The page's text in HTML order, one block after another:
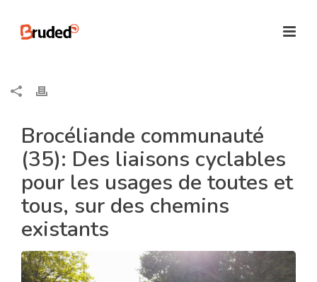
Brocéliande communauté
(35): Des liaisons cyclables
pour les usages de toutes et
tous, sur des chemins
existants